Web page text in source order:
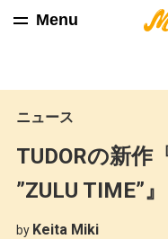
Menu
ニュース
TUDORの新作
”ZULU TIME”』
by Keita Miki